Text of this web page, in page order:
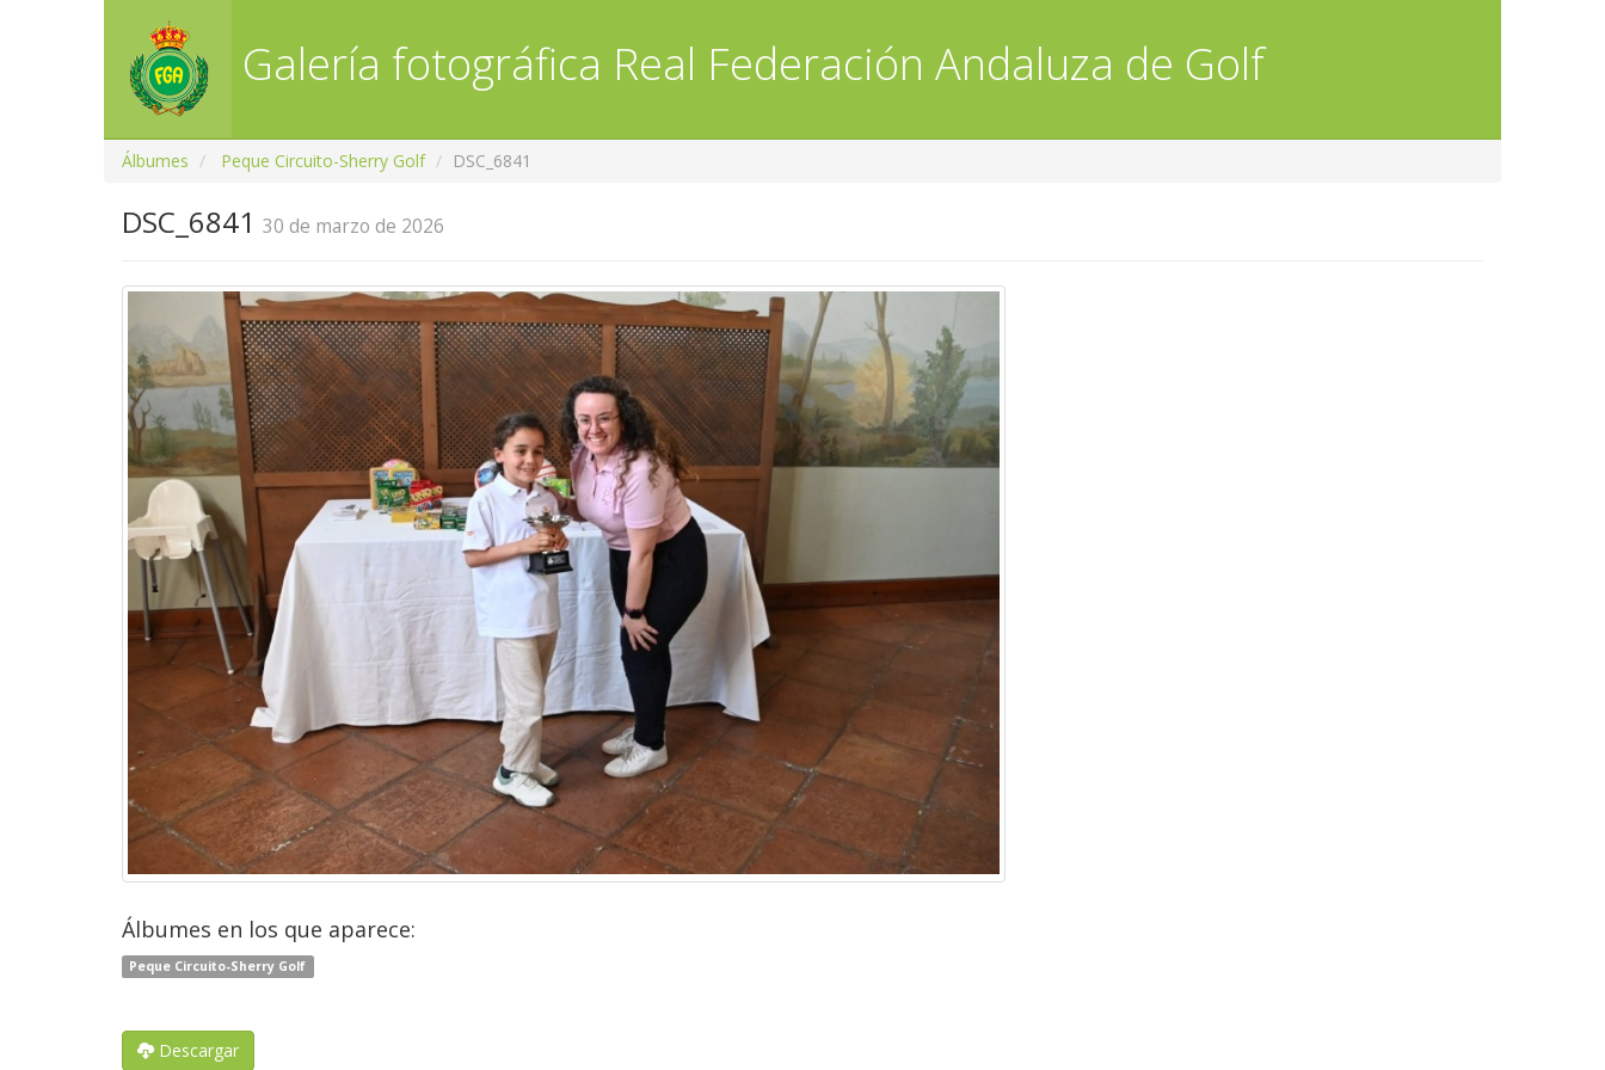
Galería fotográfica Real Federación Andaluza de Golf
Álbumes Peque Circuito-Sherry Golf DSC_6841
DSC_6841 30 de marzo de 2026
Álbumes en los que aparece:
Peque Circuito-Sherry Golf
Descargar